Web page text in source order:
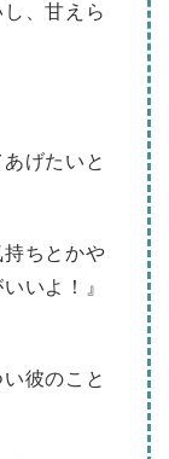
、甘えら
げたいと
ちとかや
いよ！』
彼のこと